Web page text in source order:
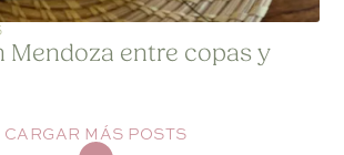
Mendoza entre copas y
CARGAR MÁS POSTS